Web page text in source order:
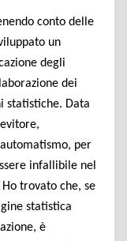
conto delle
un
degli
dei
statistiche. Data
automatismo, per
infallibile nel
trovato che, se
statistica
è